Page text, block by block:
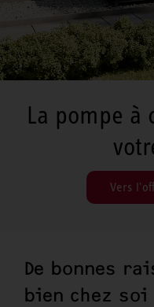
La pompe à
Vers
De bonnes
bien chez soi